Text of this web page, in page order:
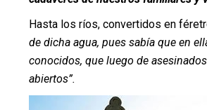
Hasta los ríos, convertidos en
de dicha agua, pues sabía que en
conocidos, que luego de
abiertos”.